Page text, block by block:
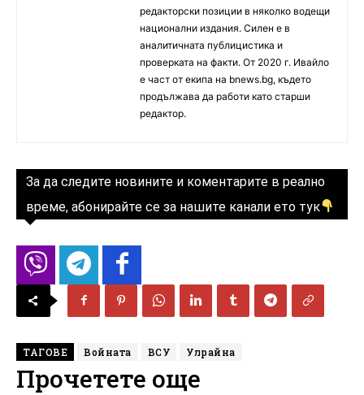
редакторски позиции в няколко водещи
национални издания. Силен е в
аналитичната публицистика и
проверката на факти. От 2020 г. Ивайло
е част от екипа на bnews.bg, където
продължава да работи като старши
редактор.
За да следите новините и коментарите в реално
време, абонирайте се за нашите канали ето тук
ТАГОВЕ Войната ВСУ Улрайна
Прочетете още